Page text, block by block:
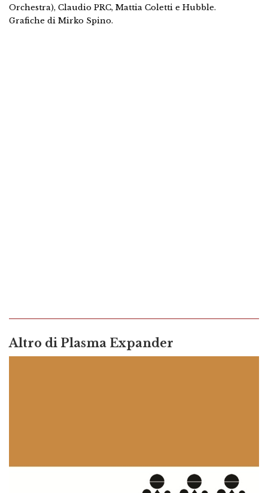
Orchestra), Claudio PRC, Mattia Coletti e Hubble.
Grafiche di Mirko Spino.
Altro di Plasma Expander